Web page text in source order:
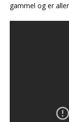
gammel og er